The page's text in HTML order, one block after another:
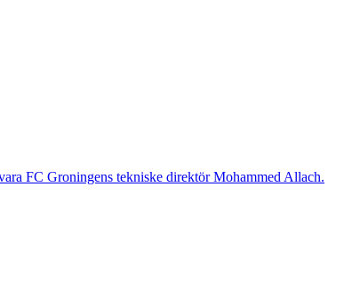
FC Groningens tekniske direktör Mohammed Allach.